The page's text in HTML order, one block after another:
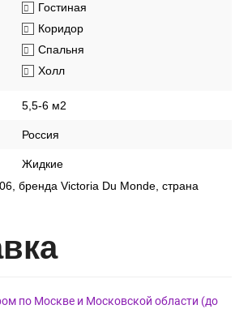
Гостиная
Коридор
Спальня
Холл
5,5-6 м2
Россия
Жидкие
бренда Victoria Du Monde, страна
по Москве и Московской области (до